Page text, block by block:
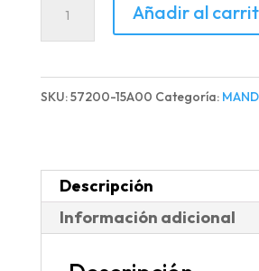
MB-
05/12
cantidad
Añadir al
SKU:57200-15A00 Categoría:
Descripción
Información adicional